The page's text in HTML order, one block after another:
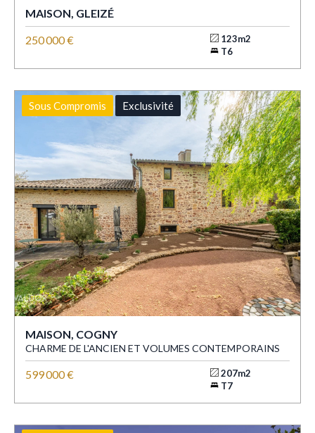
MAISON, GLEIZÉ
250 000 €
123m2
T6
Sous Compromis Exclusivité
MAISON, COGNY
CHARME DE L'ANCIEN ET VOLUMES CONTEMPORAINS
599 000 €
207m2
T7